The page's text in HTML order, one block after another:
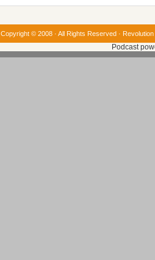
Copyright © 2008 · All Rights Reserved ·
Podcast